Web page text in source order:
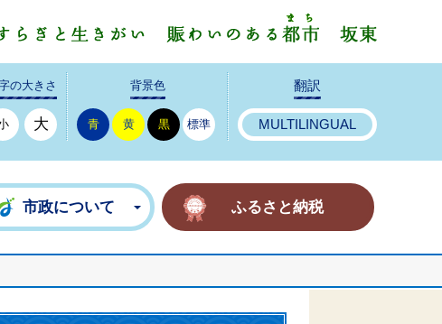
の大きさ
大
背景色
青 黄 黒 標準
翻訳
MULTILINGUAL
市政について ふるさと納税